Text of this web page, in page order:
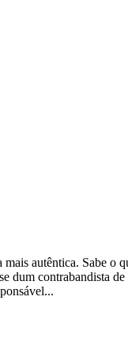
autêntica. Sabe o
dum contrabandista